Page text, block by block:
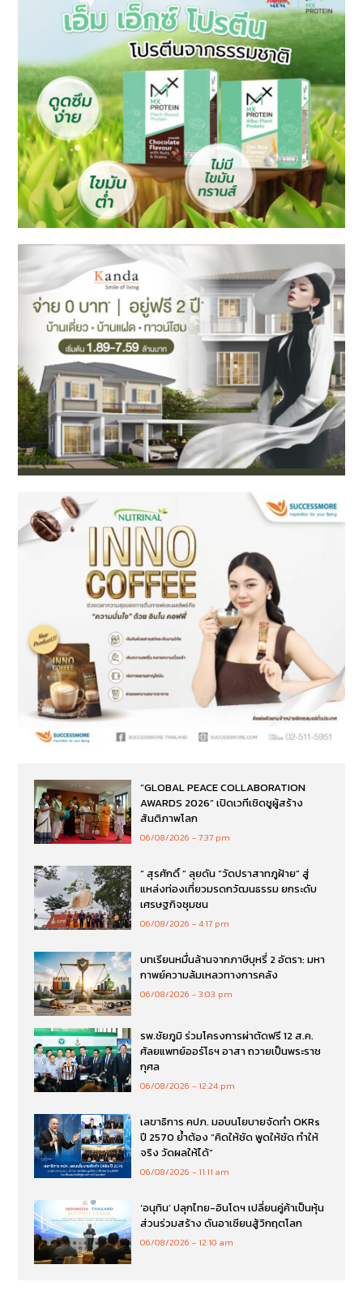
“GLOBAL PEACE COLLABORATION
AWARDS 2026” เปิดเวทีเชิดชูผู้สร้าง
สันติภาพโลก
06/08/2026 7:37 pm
“ สุรศักดิ์ ” ลุยดัน “วัดปราสาทภูฝ้าย” สู่
แหล่งท่องเที่ยวมรดกวัฒนธรรม ยกระดับ
เศรษฐกิจชุมชน
06/08/2026 4:17 pm
บทเรียนหมื่นล้านจากภาษีบุหรี่ 2 อัตรา: มหา
กาพย์ความล้มเหลวทางการคลัง
06/08/2026 3:03 pm
รพ.ชัยภูมิ ร่วมโครงการผ่าตัดฟรี 12 ส.ค.
ศัลยแพทย์ออร์โธฯ อาสา ถวายเป็นพระราช
กุศล
06/08/2026 12:24 pm
เลขาธิการ คปภ. มอบนโยบายจัดทำ OKRs
ปี 2570 ย้ำต้อง “คิดให้ชัด พูดให้ชัด ทำให้
จริง วัดผลให้ได้”
06/08/2026 11:11 am
‘อนุทิน’ ปลุกไทย-อินโดฯ เปลี่ยนคู่ค้าเป็นหุ้น
ส่วนร่วมสร้าง ดันอาเซียนสู้วิกฤตโลก
06/08/2026 12:10 am